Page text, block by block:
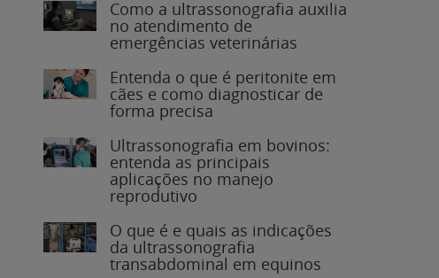
no atendimento de
emergências veterinárias
Entenda o que é peritonite em
cães e como diagnosticar de
forma precisa
Ultrassonografia em bovinos:
entenda as principais
aplicações no manejo
reprodutivo
O que é e quais as indicações
da ultrassonografia
transabdominal em equinos